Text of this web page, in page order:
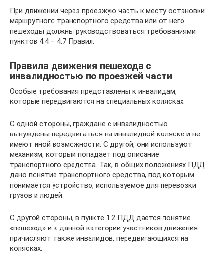
При движении через проезжую часть к месту остановки
маршрутного транспортного средства или от него
пешеходы должны руководствоваться требованиями
пунктов 4.4 – 4.7 Правил.
Правила движения пешехода с
инвалидностью по проезжей части
Особые требования представлены к инвалидам,
которые передвигаются на специальных колясках.
С одной стороны, граждане с инвалидностью
вынуждены передвигаться на инвалидной коляске и не
имеют иной возможности. С другой, они используют
механизм, который попадает под описание
транспортного средства. Так, в общих положениях ПДД
дано понятие транспортного средства, под которым
понимается устройство, используемое для перевозки
грузов и людей.
С другой стороны, в пункте 1.2 ПДД даётся понятие
«пешеход» и к данной категории участников движения
причисляют также инвалидов, передвигающихся на
колясках.